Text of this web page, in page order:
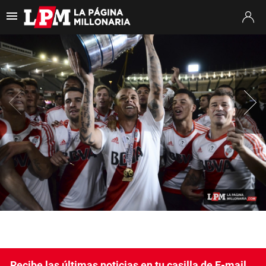
Es tendencia Thiago Almada River Jaime Peñarol River
ULTIMAS NOTICIAS
STREAMING
TORNEO CLAUSURA
SUDAMERICANA
MERCADO DE PASES
FIXTURE
OPINIÓN